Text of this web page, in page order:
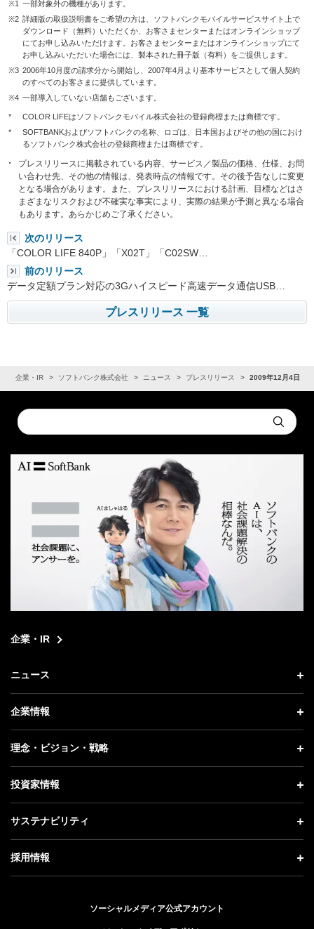
※1 一部対象外の機種があります。
※2 詳細版の取扱説明書をご希望の方は、ソフトバンクモバイルサービスサイト上で
ダウンロード（無料）いただくか、お客さまセンターまたはオンラインショップ
にてお申し込みいただけます。お客さまセンターまたはオンラインショップにて
お申し込みいただいた場合には、製本された冊子版（有料）をご提供します。
※3 2006年10月度の請求分から開始し、2007年4月より基本サービスとして個人契約
のすべてのお客さまに提供しています。
※4 一部導入していない店舗もございます。
*
COLOR LIFEはソフトバンクモバイル株式会社の登録商標または商標です。
*
SOFTBANKおよびソフトバンクの名称、ロゴは、日本国およびその他の国におけ
るソフトバンク株式会社の登録商標または商標です。
プレスリリースに掲載されている内容、サービス／製品の価格、仕様、お問
い合わせ先、その他の情報は、発表時点の情報です。その後予告なしに変更
となる場合があります。また、プレスリリースにおける計画、目標などはさ
まざまなリスクおよび不確実な事実により、実際の結果が予測と異なる場合
もあります。あらかじめご了承ください。
次のリリース
「COLOR LIFE 840P」「X02T」「C02SW…
前のリリース
データ定額プラン対応の3Gハイスピード高速データ通信USB…
プレスリリース 一覧
企業・IR ソフトバンク株式会社 ニュース プレスリリース 2009年12月4日
Conduct
a
Submit
企業・IR
ニュース
ニュース トップ
プレスリリース
更新情報
記者説明会
企業情報
企業情報 トップ
社長メッセージ
事業紹介
ガバナンス
理念・ビジョン・戦略
理念・ビジョン・戦略 トップ
成長戦略「Activate AI for Society」
人材戦略
投資家情報
投資家情報 トップ
経営方針
サステナビリティ
サステナビリティ トップ
トップメッセージ
ESG方針・体制
採用情報
ソーシャルメディア公式アカウント